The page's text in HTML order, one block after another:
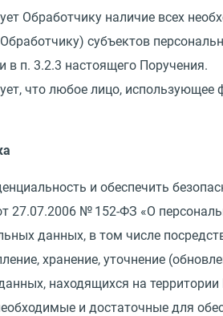
Обработчику наличие всех
субъектов
в п. 3.2.3 настоящего Поручения.
что любое лицо,
и обеспечить
27.07.2006 № 152-ФЗ «О
данных, в том числе
хранение, уточнение (
находящихся на
и достаточные для